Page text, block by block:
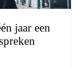
jaar een